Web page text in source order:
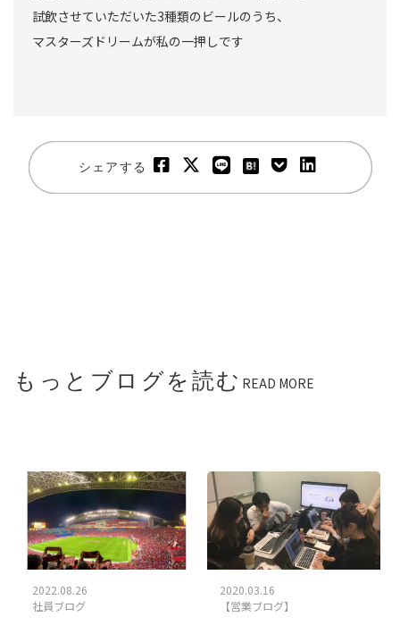
試飲させていただいた3種類のビールのうち、
マスターズドリームが私の一押しです
シェアする
もっとブログを読む READ MORE
2022.08.26
社員ブログ
2020.03.16
【営業ブログ】